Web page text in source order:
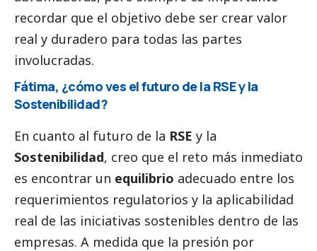
recordar que el objetivo debe ser crear valor
real y duradero para todas las partes
involucradas.
Fátima, ¿cómo ves el futuro de la RSE y la
Sostenibilidad?
En cuanto al futuro de la RSE y la
Sostenibilidad, creo que el reto más inmediato
es encontrar un equilibrio adecuado entre los
requerimientos regulatorios y la aplicabilidad
real de las iniciativas sostenibles dentro de las
empresas. A medida que la presión por